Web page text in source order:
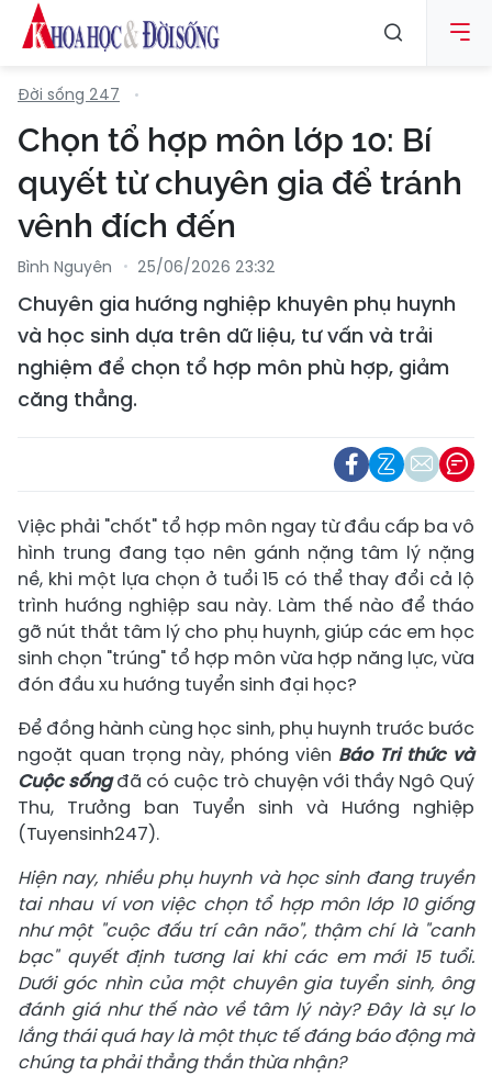
Đời sống 247
Chọn tổ hợp môn lớp 10: Bí
quyết từ chuyên gia để tránh
vênh đích đến
Bình Nguyên 25/06/2026 23:32
Chuyên gia hướng nghiệp khuyên phụ huynh
và học sinh dựa trên dữ liệu, tư vấn và trải
nghiệm để chọn tổ hợp môn phù hợp, giảm
căng thẳng.
Việc phải "chốt" tổ hợp môn ngay từ đầu cấp ba vô
hình trung đang tạo nên gánh nặng tâm lý nặng
nề, khi một lựa chọn ở tuổi 15 có thể thay đổi cả lộ
trình hướng nghiệp sau này. Làm thế nào để tháo
gỡ nút thắt tâm lý cho phụ huynh, giúp các em học
sinh chọn "trúng" tổ hợp môn vừa hợp năng lực, vừa
đón đầu xu hướng tuyển sinh đại học?
Để đồng hành cùng học sinh, phụ huynh trước bước
ngoặt quan trọng này, phóng viên Báo Tri thức và
Cuộc sống đã có cuộc trò chuyện với thầy Ngô Quý
Thu, Trưởng ban Tuyển sinh và Hướng nghiệp
(Tuyensinh247).
Hiện nay, nhiều phụ huynh và học sinh đang truyền
tai nhau ví von việc chọn tổ hợp môn lớp 10 giống
như một "cuộc đấu trí cân não", thậm chí là "canh
bạc" quyết định tương lai khi các em mới 15 tuổi.
Dưới góc nhìn của một chuyên gia tuyển sinh, ông
đánh giá như thế nào về tâm lý này? Đây là sự lo
lắng thái quá hay là một thực tế đáng báo động mà
chúng ta phải thẳng thắn thừa nhận?